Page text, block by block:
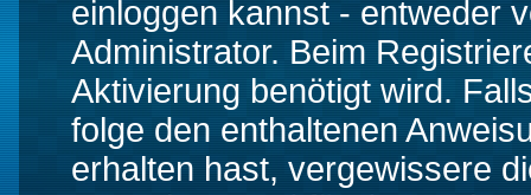
einloggen kannst - entweder
Administrator. Beim
Aktivierung benötigt wird.
folge den enthaltenen
erhalten hast, vergewissere